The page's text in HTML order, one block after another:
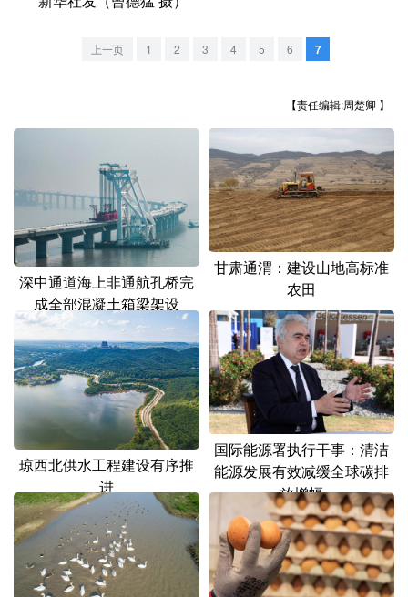
重庆
青海 宁夏
内蒙古 黑龙江
多语种频道
English Español Français عربى
Русский язык 日本語 한국어
Deutsch Português
上一页 1 2 3 4 5 6 7
【责任编辑:周楚卿 】
深中通道海上非通航孔桥完
成全部混凝土箱梁架设
甘肃通渭：建设山地高标准
农田
琼西北供水工程建设有序推
进
国际能源署执行干事：清洁
能源发展有效减缓全球碳排
放增幅